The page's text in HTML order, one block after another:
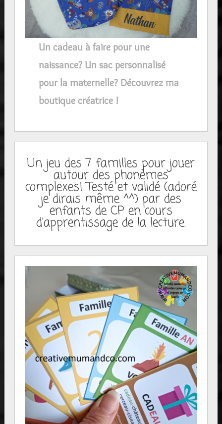
Un cadeau à faire pour une
naissance? Un sac personnalisé
pour la maternelle? Découvrez ma
boutique créatrice !
Un jeu des 7 familles pour jouer
autour des phonèmes
complexes! Testé et validé (adoré
je dirais même ^^) par des
enfants de CP en cours
d'apprentissage de la lecture.